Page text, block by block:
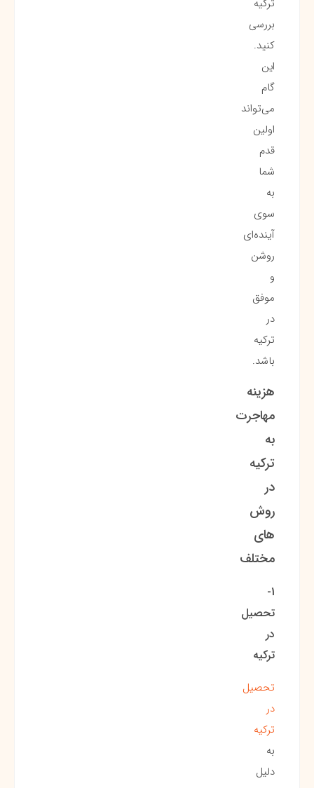
بررسی
کنید.
این
گام
می‌تواند
اولین
قدم
شما
به
سوی
آینده‌ای
روشن
و
موفق
در
ترکیه
باشد.
هزینه
مهاجرت
به
ترکیه
در
روش
های
مختلف
1-
تحصیل
در
ترکیه
تحصیل
در
ترکیه
به
دلیل